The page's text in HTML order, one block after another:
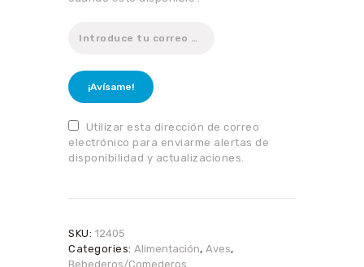
¡Avísame!
Utilizar esta dirección de correo
electrónico para enviarme alertas de
disponibilidad y actualizaciones.
SKU: 12405
Categories: Alimentación, Aves,
Bebederos/Comederos